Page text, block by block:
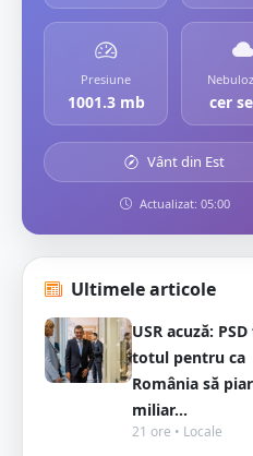
Presiune
1001.3 mb cer
Vânt din Est
Actualizat: 05:00
Ultimele articole
USR acuză:
totul pentru ca
România să
miliar...
21 ore • Locale